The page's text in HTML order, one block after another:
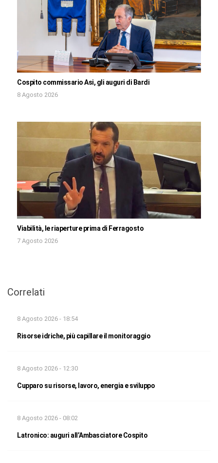
Cospito commissario Asi, gli auguri di Bardi
8 Agosto 2026
Viabilità, le riaperture prima di Ferragosto
7 Agosto 2026
Correlati
8 Agosto 2026 - 18:54
Risorse idriche, più capillare il monitoraggio
8 Agosto 2026 - 12:30
Cupparo su risorse, lavoro, energia e sviluppo
8 Agosto 2026 - 08:02
Latronico: auguri all’Ambasciatore Cospito